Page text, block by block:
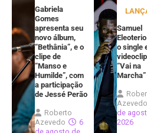
Gabriela
Gomes
apresenta seu
novo álbum,
“Bethânia”, e o
clipe de
“Manso e
Humilde”, com
a participação
de Jessé Perão
Roberto
Azevedo
6
Samuel
o single
“Vai na
Marcha”
Azevedo
de
2026